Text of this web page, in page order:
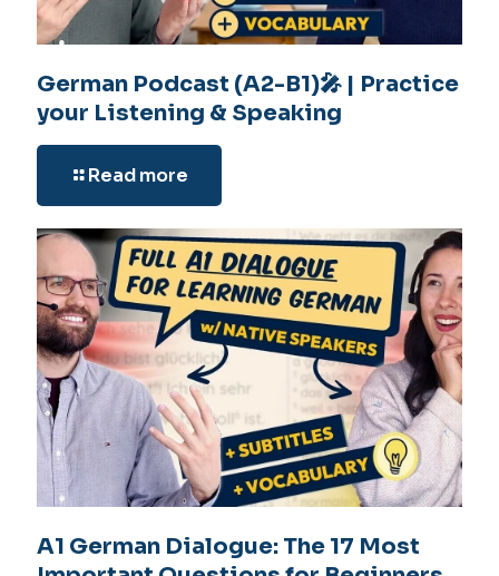
German Podcast (A2-B1)🎤 | Practice
your Listening & Speaking
Read more
A1 German Dialogue: The 17 Most